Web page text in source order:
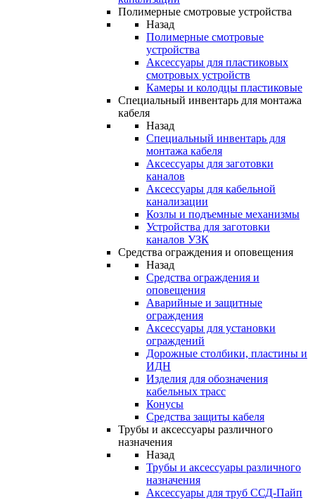
Полимерные смотровые устройства
Назад
Полимерные смотровые
устройства
Аксессуары для пластиковых
смотровых устройств
Камеры и колодцы пластиковые
Специальный инвентарь для монтажа
кабеля
Назад
Специальный инвентарь для
монтажа кабеля
Аксессуары для заготовки
каналов
Аксессуары для кабельной
канализации
Козлы и подъемные механизмы
Устройства для заготовки
каналов УЗК
Средства ограждения и оповещения
Назад
Средства ограждения и
оповещения
Аварийные и защитные
ограждения
Аксессуары для установки
ограждений
Дорожные столбики, пластины и
ИДН
Изделия для обозначения
кабельных трасс
Конусы
Средства защиты кабеля
Трубы и аксессуары различного
назначения
Назад
Трубы и аксессуары различного
назначения
Аксессуары для труб ССД-Пайп